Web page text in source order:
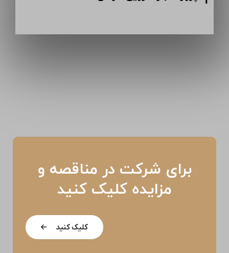
برای شرکت در مناقصه و
مزایده کلیک کنید
کلیک کنید